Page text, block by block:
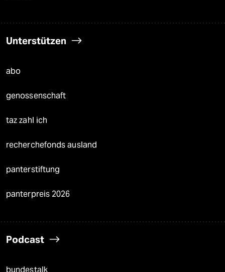
Unterstützen
abo
genossenschaft
taz zahl ich
recherchefonds ausland
panterstiftung
panterpreis 2026
Podcast
bundestalk